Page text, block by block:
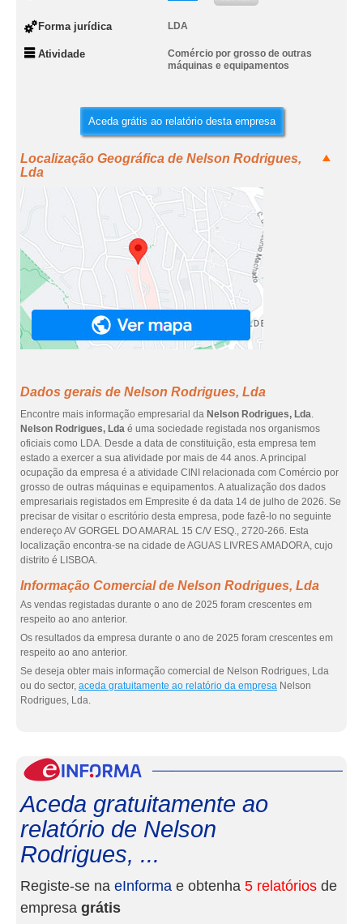
Forma jurídica LDA
Atividade
Comércio por grosso de outras
máquinas e equipamentos
Aceda grátis ao relatório desta empresa
Localização Geográfica de Nelson Rodrigues,
Lda
Dados gerais de Nelson Rodrigues, Lda
Encontre mais informação empresarial da Nelson Rodrigues, Lda.
Nelson Rodrigues, Lda é uma sociedade registada nos organismos
oficiais como LDA. Desde a data de constituição, esta empresa tem
estado a exercer a sua atividade por mais de 44 anos. A principal
ocupação da empresa é a atividade CINI relacionada com Comércio por
grosso de outras máquinas e equipamentos. A atualização dos dados
empresariais registados em Empresite é da data 14 de julho de 2026. Se
precisar de visitar o escritório desta empresa, pode fazê-lo no seguinte
endereço AV GORGEL DO AMARAL 15 C/V ESQ., 2720-266. Esta
localização encontra-se na cidade de AGUAS LIVRES AMADORA, cujo
distrito é LISBOA.
Informação Comercial de Nelson Rodrigues, Lda
As vendas registadas durante o ano de 2025 foram crescentes em
respeito ao ano anterior.
Os resultados da empresa durante o ano de 2025 foram crescentes em
respeito ao ano anterior.
Se deseja obter mais informação comercial de Nelson Rodrigues, Lda
ou do sector, aceda gratuitamente ao relatório da empresa Nelson
Rodrigues, Lda.
Aceda gratuitamente ao
relatório de Nelson
Rodrigues, ...
Registe-se na eInforma e obtenha 5 relatórios de
empresa grátis